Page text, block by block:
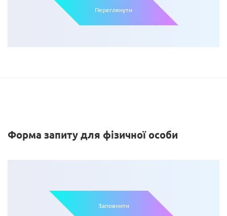
Переглянути
Форма запиту для фізичної особи
Заповнити